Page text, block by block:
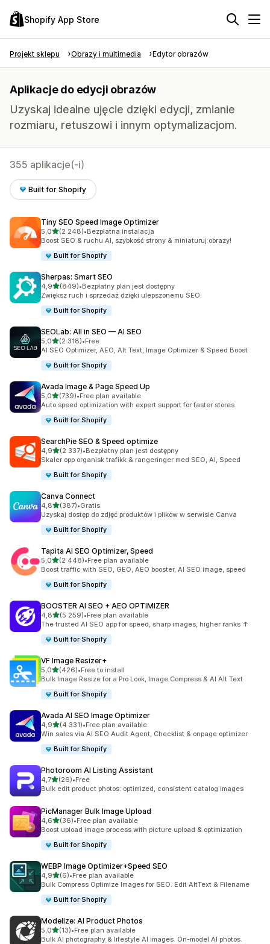
Shopify App Store
Projekt sklepu Obrazy i multimedia Edytor obrazów
Aplikacje do edycji obrazów
Uzyskaj idealne ujęcie dzięki edycji, zmianie
rozmiaru, retuszowi i innym optymalizacjom.
355 aplikacje(-i)
Built for Shopify
Tiny SEO Speed Image Optimizer
5,0na 5 gwiazdek
(2 248)
Łączna liczba recenzji: 2248
•Bezpłatna instalacja
Boost SEO & ruchu AI, szybkość strony & miniaturuj obrazy!
Built for Shopify
Sherpas: Smart SEO
4,9na 5 gwiazdek
(849)
Łączna liczba recenzji: 849
•Bezpłatny plan jest dostępny
Zwiększ ruch i sprzedaż dzięki ulepszonemu SEO.
Built for Shopify
SEOLab: All in SEO — AI SEO
5,0na 5 gwiazdek
(2 318)
Łączna liczba recenzji: 2318
•Free
AI SEO Optimizer, AEO, Alt Text, Image Optimizer & Speed Boost
Built for Shopify
Avada Image & Page Speed Up
5,0na 5 gwiazdek
(739)
Łączna liczba recenzji: 739
•Free plan available
Auto speed optimization with expert support for faster stores
Built for Shopify
SearchPie SEO & Speed optimize
4,9na 5 gwiazdek
(2 337)
Łączna liczba recenzji: 2337
•Bezpłatny plan jest dostępny
Skaler opp organisk trafikk & rangeringer med SEO, AI, Speed
Built for Shopify
Canva Connect
4,8na 5 gwiazdek
(387)
Łączna liczba recenzji: 387
•Gratis
Uzyskaj dostęp do zdjęć produktów i plików w serwisie Canva
Built for Shopify
Tapita AI SEO Optimizer, Speed
5,0na 5 gwiazdek
(2 448)
Łączna liczba recenzji: 2448
•Free plan available
Boost traffic with SEO, GEO, AEO booster, AI SEO image, speed
Built for Shopify
BOOSTER AI SEO + AEO OPTIMIZER
4,8na 5 gwiazdek
(5 259)
Łączna liczba recenzji: 5259
•Free plan available
The trusted AI SEO app for speed, sharp images, higher ranks ↑
Built for Shopify
VF Image Resizer+
5,0na 5 gwiazdek
(426)
Łączna liczba recenzji: 426
•Free to install
Bulk Image Resize for a Pro Look, Image Compress & AI Alt Text
Built for Shopify
Avada AI SEO Image Optimizer
4,9na 5 gwiazdek
(4 331)
Łączna liczba recenzji: 4331
•Free plan available
Win sales via AI SEO Audit Agent, Checklist & onpage optimizer
Built for Shopify
Photoroom AI Listing Assistant
4,7na 5 gwiazdek
(26)
Łączna liczba recenzji: 26
•Free
Bulk edit product photos: optimized, consistent catalog images
PicManager Bulk Image Upload
4,6na 5 gwiazdek
(36)
Łączna liczba recenzji: 36
•Free plan available
Boost upload image process with picture upload & optimization
Built for Shopify
WEBP Image Optimizer+Speed SEO
4,9na 5 gwiazdek
(6)
Łączna liczba recenzji: 6
•Free plan available
Bulk Compress Optimize Images for SEO. Edit AltText & Filename
Built for Shopify
Modelize: AI Product Photos
5,0na 5 gwiazdek
(13)
Łączna liczba recenzji: 13
•Free plan available
Bulk AI photography & lifestyle AI images. On-model AI photos.